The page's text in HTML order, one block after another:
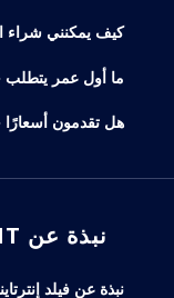
كيف يمكنني شراء
ما أول عمر
هل تقدمون أسعارًا
نبذة عن FELD ENTERTAINMENT
نبذة عن فيلد